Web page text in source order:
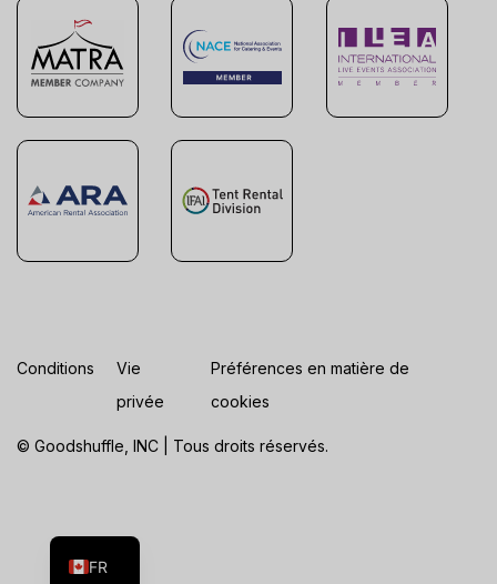
© Goodshuffle, INC | Tous droits réservés.
Conditions
Vie
privée
Préférences en matière de
cookies
FR